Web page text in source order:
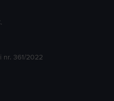
nr. 361/2022